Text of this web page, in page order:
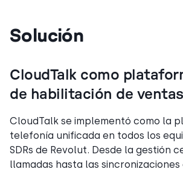
Solución
CloudTalk como
de habilitación de ventas
CloudTalk se implementó como la
telefonía unificada en todos los
SDRs de Revolut. Desde la gestión
llamadas hasta las sincronizaciones